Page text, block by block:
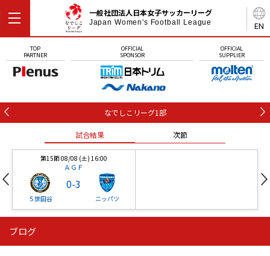
EN
一般社団法人日本女子サッカーリーグ
Japan Women's Football League
TOP
PARTNER
OFFICIAL
SPONSOR
OFFICIAL
SUPPLIER
なでしこリーグ1部
試合結果 次節
第15節 08/08 (土) 16:00
ＡＧＦ
Ｓ世田谷
0-3
ニッパツ
ニッパツ 石人の星
ブログ